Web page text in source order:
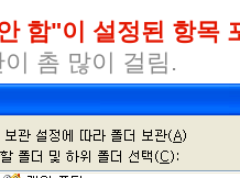
함"이 설정된 항목
촘 많이 걸림.